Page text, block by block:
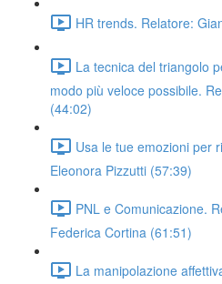
HR trends. Relatore:
La tecnica del triangolo
modo più veloce possibile.
(44:02)
Usa le tue emozioni per
Eleonora Pizzutti (57:39)
PNL e Comunicazione.
Federica Cortina (61:51)
La manipolazione